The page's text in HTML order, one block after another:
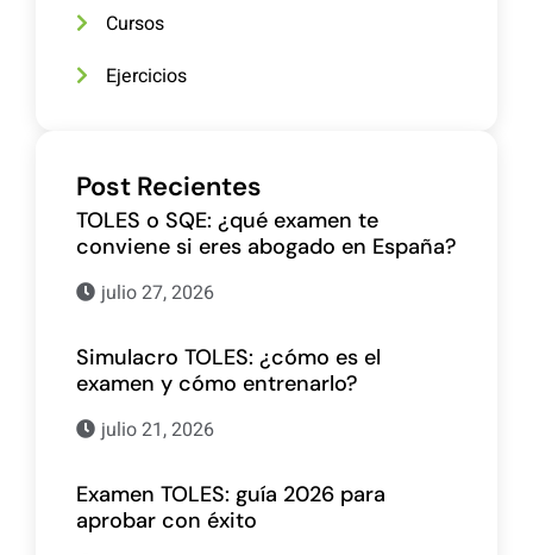
Cursos
Ejercicios
Post Recientes
TOLES o SQE: ¿qué examen te
conviene si eres abogado en España?
julio 27, 2026
Simulacro TOLES: ¿cómo es el
examen y cómo entrenarlo?
julio 21, 2026
Examen TOLES: guía 2026 para
aprobar con éxito